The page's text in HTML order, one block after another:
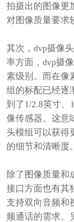
拍摄出的图像更
对图像质量要求
其次，dvp摄像
率方面，dvp摄
素级别。而在像
组的标配已经逐
到了1/2.8英寸、
像传感器。这意
头模组可以获得
的细节和清晰度。
除了图像质量和
接口方面也有其
支持双向音频和
频通话的需求。